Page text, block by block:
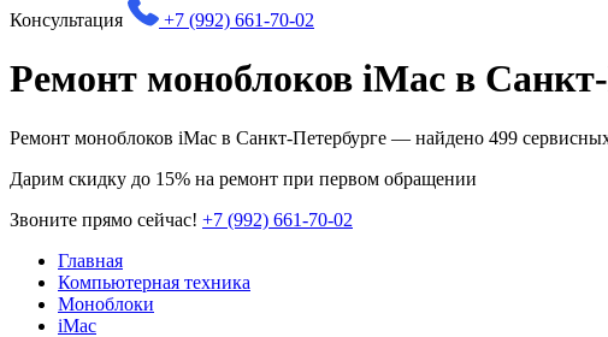
Консультация
+7 (992) 661-70-02
Ремонт моноблоков iMac в
Ремонт моноблоков iMac в Санкт-Петербурге — найдено 499
Дарим скидку до 15% на ремонт при первом обращении
Звоните прямо сейчас! +7 (992) 661-70-02
Главная
Компьютерная техника
Моноблоки
iMac